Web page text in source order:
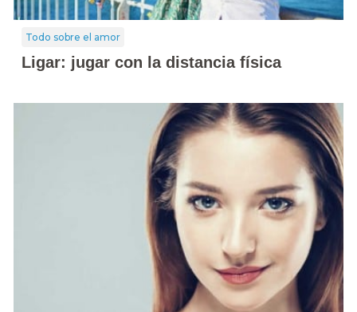
Todo sobre el amor
Ligar: jugar con la distancia física